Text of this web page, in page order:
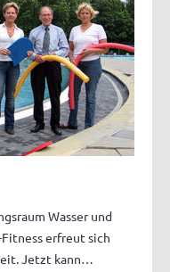
Wasser und
erfreut sich
Jetzt kann…